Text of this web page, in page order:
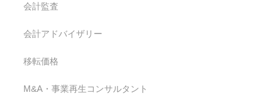
会計監査
会計アドバイザリー
移転価格
M&A・事業再生コンサルタント